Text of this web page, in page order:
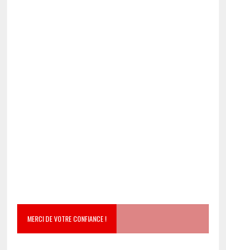
MERCI DE VOTRE CONFIANCE !